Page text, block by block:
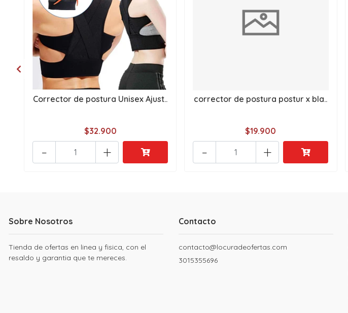
Corrector de postura Unisex Ajust..
$32.900
+
-
corrector de postura postur x bla..
$19.900
+
-
Sobre Nosotros
Tienda de ofertas en linea y fisica, con el
resaldo y garantia que te mereces.
Contacto
contacto@locuradeofertas.com
3015355696